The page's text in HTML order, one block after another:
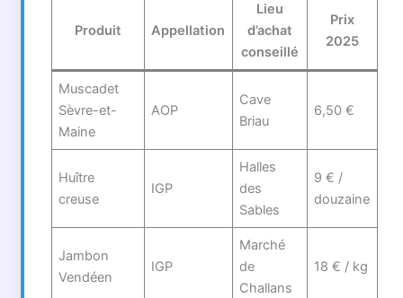
Produit Appellation
Lieu
d’achat
conseillé
Prix
2025
Muscadet
Sèvre-et-
Maine
AOP
Cave
Briau
6,50 €
Huître
creuse
IGP
Halles
des
Sables
9 € /
douzaine
Jambon
Vendéen
IGP
Marché
de
Challans
18 € / kg